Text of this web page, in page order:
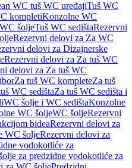
WC tuš WC uređajiTuš WC
kompletiKonzolne WC
šoljeTuš WC sedištaRezervni
Rezervni delovi za Za WC
delovi za Dizajnerske
Rezervni delovi za Za tuš WC
delovi za Za tuš WC
Za tuš WC kompleteZa tuš
WC sedištaZa tuš WC sedišta i
WC šolje i WC sedištaKonzolne
WC šoljeWC šoljeRezervni
bideaRezervni delovi za
WC šoljeRezervni delovi za
vodokotliće za
za predzidne vodokotliće za